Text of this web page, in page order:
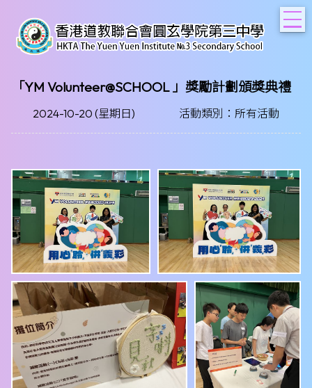
「YM Volunteer@SCHOOL 」獎勵計劃頒獎典禮
2024-10-20 (星期日) 活動類別：所有活動